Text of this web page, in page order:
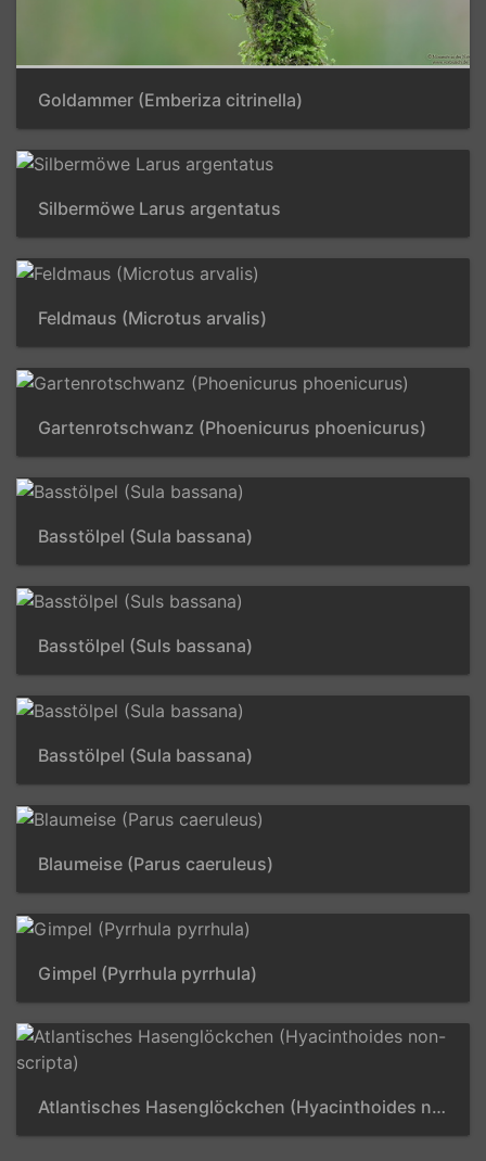
Goldammer (Emberiza citrinella)
Silbermöwe Larus argentatus
Feldmaus (Microtus arvalis)
Gartenrotschwanz (Phoenicurus phoenicurus)
Basstölpel (Sula bassana)
Basstölpel (Suls bassana)
Basstölpel (Sula bassana)
Blaumeise (Parus caeruleus)
Gimpel (Pyrrhula pyrrhula)
Atlantisches Hasenglöckchen (Hyacinthoides non-scripta)